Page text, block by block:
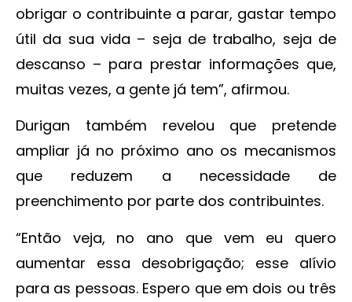
obrigar o contribuinte a parar, gastar tempo
útil da sua vida – seja de trabalho, seja de
descanso – para prestar informações que,
muitas vezes, a gente já tem”, afirmou.
Durigan também revelou que pretende
ampliar já no próximo ano os mecanismos
que reduzem a necessidade de
preenchimento por parte dos contribuintes.
“Então veja, no ano que vem eu quero
aumentar essa desobrigação; esse alívio
para as pessoas. Espero que em dois ou três